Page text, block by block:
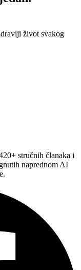
život svakog
stručnih članaka i
naprednom AI